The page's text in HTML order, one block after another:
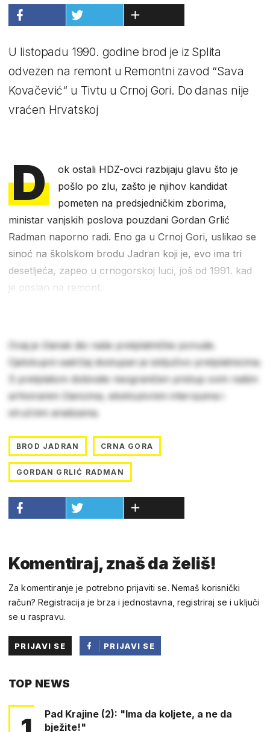
U listopadu 1990. godine brod je iz Splita
odvezen na remont u Remontni zavod “Sava
Kovačević“ u Tivtu u Crnoj Gori. Do danas nije
vraćen Hrvatskoj
D
ok ostali HDZ-ovci razbijaju glavu što je
pošlo po zlu, zašto je njihov kandidat
pometen na predsjedničkim zborima,
ministar vanjskih poslova pouzdani Gordan Grlić
Radman naporno radi. Eno ga u Crnoj Gori, uslikao se
sinoć na školskom brodu Jadran koji je, evo ima tri
desetljeća, zapeo u crnogorskoj luci, još od 1991. kad
je poslan na remont.
Ovaj je članak dio naše pretplatničke ponude.
Cjelokupni sadržaj dostupan je isključivo pretplatnicima.
S pretplatom dobivate neograničen pristup svim našim
arhiviranim člancima, ekskluzivnim intervjuima i
stručnim analizama.
BROD JADRAN CRNA GORA
GORDAN GRLIĆ RADMAN
Komentiraj, znaš da želiš!
Za komentiranje je potrebno prijaviti se. Nemaš korisnički
račun? Registracija je brza i jednostavna, registriraj se i uključi
se u raspravu.
PRIJAVI SE
PRIJAVI SE
TOP NEWS
Pad Krajine (2): "Ima da koljete, a ne da
bježite!"